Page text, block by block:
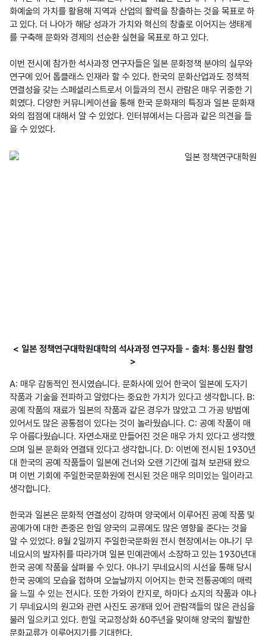
화예술의 가치를 활용해 지역과 산업의 활력을 창출하는 것을 목표로 하
고 있다. 더 나아가 해당 성과가 가치와 혁신의 창출로 이어지는 생태계
를 구축해 문화와 경제의 선순환 실현을 목표로 하고 있다.
이번 전시에 참가한 석사과정 연구자들은 일본 문화정책 분야의 실무와
연구에 있어 톱클래스 인재라 할 수 있다. 한국의 문화산업과도 정책적
연결성을 갖는 스페셜리스트로서 이들과의 전시 관람은 매우 귀중한 기
회였다. 다양한 커뮤니케이션을 통해 한국 문화재의 특징과 일본 문화재
와의 접점에 대해서 알 수 있었다. 인터뷰에서는 다음과 같은 의견을 들
< 일본 정책연구대학원대학의 석사과정 연구자들 - 출처: 통신원 촬영
>
A: 매우 감동적인 전시였습니다. 문화사에 있어 한국이 일본에 도자기
작품과 기술을 전파하고 알렸다는 중요한 가치가 있다고 생각합니다. B:
공예 작품의 재료가 일본의 작품과 같은 경우가 많았고 그 가공 방법에
있어서도 많은 공통점이 있다는 것이 놀라웠습니다. C: 공예 작품이 매
우 아름다웠습니다. 자연소재로 만들어진 것은 매우 가치 있다고 생각했
으며 일본 문화와 연결돼 있다고 생각합니다. D: 이번에 전시된 1930년
대 한국의 공예 작품들이 일본에 건너와 오랜 기간에 걸쳐 보관돼 왔으
며 이번 기회에 주일한국문화원에 전시된 것은 매우 의미있는 일이라고
생각합니다.
한국과 일본은 문화적 연결성이 강하며 양국에서 이루어진 공예 작품 및
공예가에 대한 존중은 한일 양국의 교류에도 많은 영향을 준다는 것을
알 수 있었다. 8월 2일까지 주일한국문화원 전시 현장에서는 야나기 무
네요시의 발자취를 따라가며 일본 민예관에서 소장하고 있는 1930년대
한국 공예 작품을 살펴볼 수 있다. 야나기 무네요시의 시선을 통해 당시
한국 공예의 모습을 접하며 오늘날까지 이어지는 한국 전통공예의 매력
을 느낄 수 있는 전시다. 또한 가와이 칸지로, 하마다 쇼지의 작품과 야나
기 무네요시의 원고와 관련 사진도 공개돼 있어 관람객들의 많은 관심을
불러 일으키고 있다. 한일 국교정상화 60주년을 맞이해 양국의 활발한